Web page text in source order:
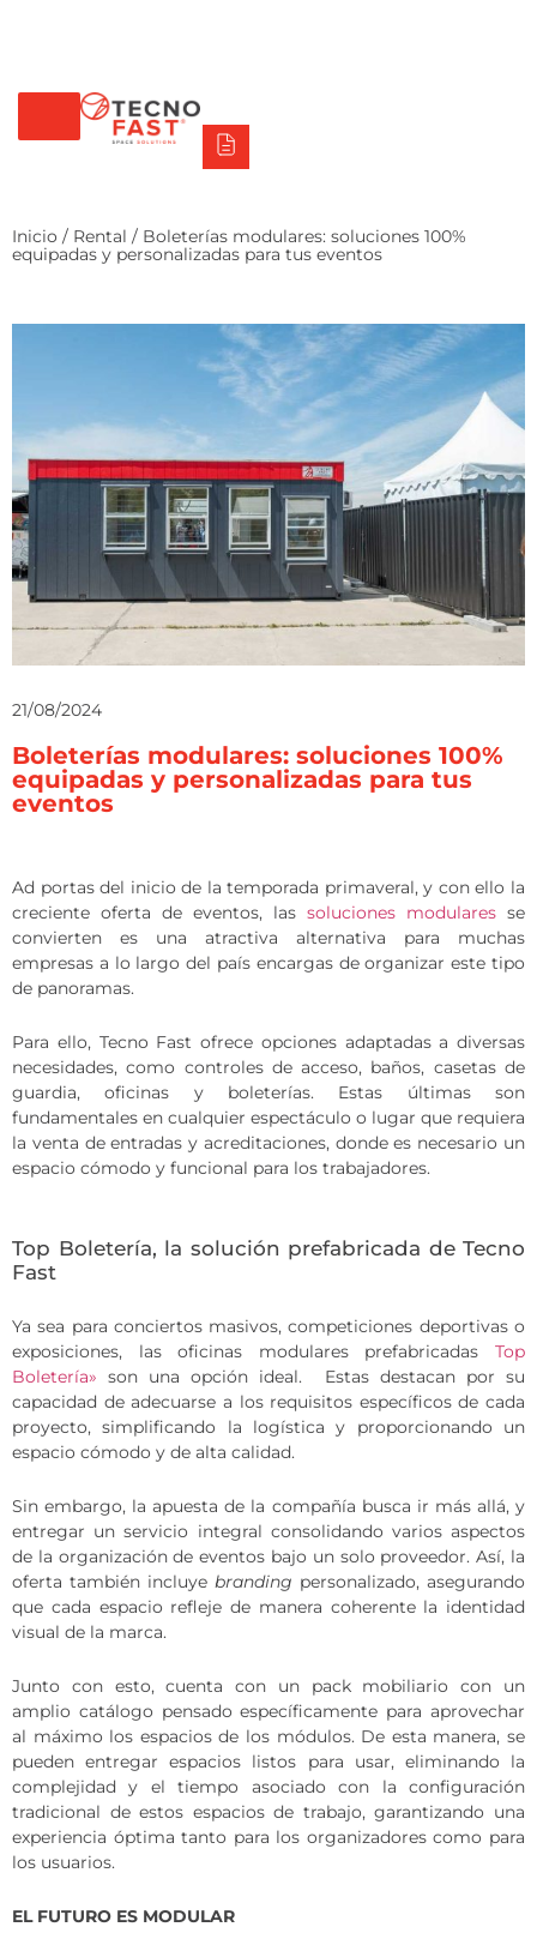
Inicio / Rental / Boleterías modulares: soluciones 100%
equipadas y personalizadas para tus eventos
21/08/2024
Boleterías modulares: soluciones 100%
equipadas y personalizadas para tus
eventos
Ad portas del inicio de la temporada primaveral, y con ello la
creciente oferta de eventos, las soluciones modulares se
convierten es una atractiva alternativa para muchas
empresas a lo largo del país encargas de organizar este tipo
de panoramas.
Para ello, Tecno Fast ofrece opciones adaptadas a diversas
necesidades, como controles de acceso, baños, casetas de
guardia, oficinas y boleterías. Estas últimas son
fundamentales en cualquier espectáculo o lugar que requiera
la venta de entradas y acreditaciones, donde es necesario un
espacio cómodo y funcional para los trabajadores.
Top Boletería, la solución prefabricada de Tecno
Fast
Ya sea para conciertos masivos, competiciones deportivas o
exposiciones, las oficinas modulares prefabricadas Top
Boletería» son una opción ideal. Estas destacan por su
capacidad de adecuarse a los requisitos específicos de cada
proyecto, simplificando la logística y proporcionando un
espacio cómodo y de alta calidad.
Sin embargo, la apuesta de la compañía busca ir más allá, y
entregar un servicio integral consolidando varios aspectos
de la organización de eventos bajo un solo proveedor. Así, la
oferta también incluye branding personalizado, asegurando
que cada espacio refleje de manera coherente la identidad
visual de la marca.
Junto con esto, cuenta con un pack mobiliario con un
amplio catálogo pensado específicamente para aprovechar
al máximo los espacios de los módulos. De esta manera, se
pueden entregar espacios listos para usar, eliminando la
complejidad y el tiempo asociado con la configuración
tradicional de estos espacios de trabajo, garantizando una
experiencia óptima tanto para los organizadores como para
los usuarios.
EL FUTURO ES MODULAR